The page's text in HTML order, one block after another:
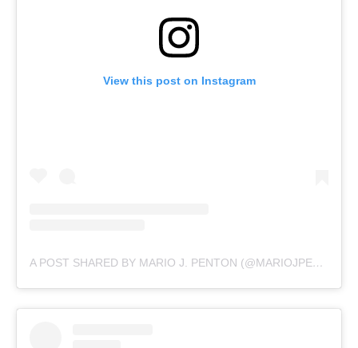
View this post on Instagram
A POST SHARED BY MARIO J. PENTON (@MARIOJPENTON)